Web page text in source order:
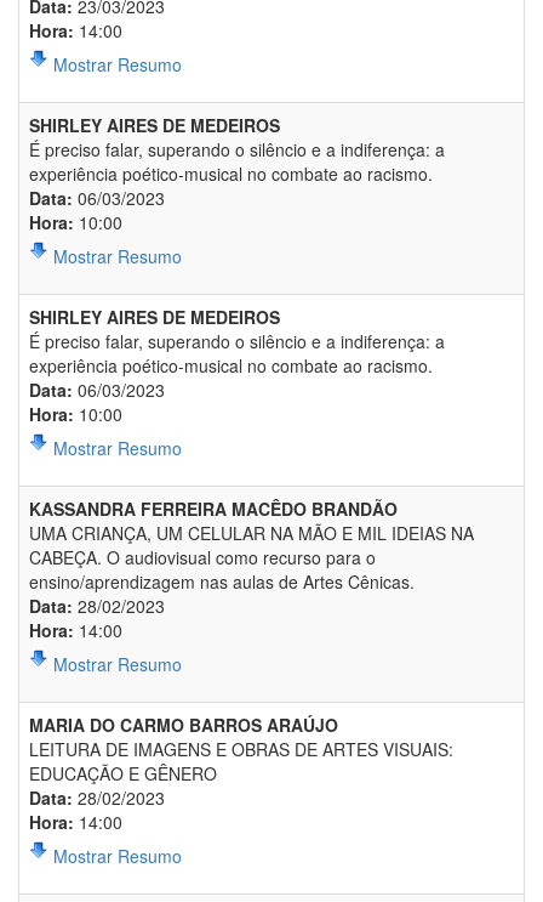
Data: 23/03/2023
Hora: 14:00
Mostrar Resumo
SHIRLEY AIRES DE MEDEIROS
É preciso falar, superando o silêncio e a indiferença: a
experiência poético-musical no combate ao racismo.
Data: 06/03/2023
Hora: 10:00
Mostrar Resumo
SHIRLEY AIRES DE MEDEIROS
É preciso falar, superando o silêncio e a indiferença: a
experiência poético-musical no combate ao racismo.
Data: 06/03/2023
Hora: 10:00
Mostrar Resumo
KASSANDRA FERREIRA MACÊDO BRANDÃO
UMA CRIANÇA, UM CELULAR NA MÃO E MIL IDEIAS NA
CABEÇA. O audiovisual como recurso para o
ensino/aprendizagem nas aulas de Artes Cênicas.
Data: 28/02/2023
Hora: 14:00
Mostrar Resumo
MARIA DO CARMO BARROS ARAÚJO
LEITURA DE IMAGENS E OBRAS DE ARTES VISUAIS:
EDUCAÇÃO E GÊNERO
Data: 28/02/2023
Hora: 14:00
Mostrar Resumo